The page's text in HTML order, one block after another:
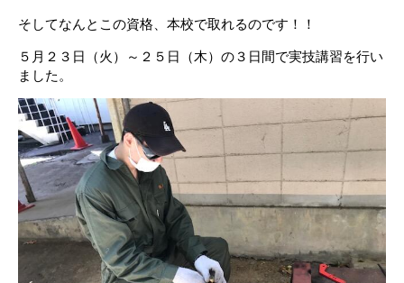
そしてなんとこの資格、本校で取れるのです！！
５月２３日（火）～２５日（木）の３日間で実技講習を行い
ました。